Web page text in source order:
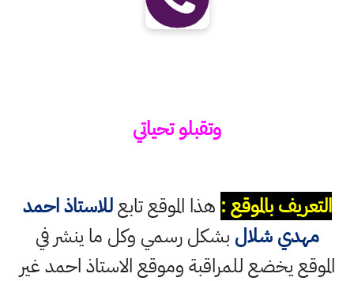
وتقبلو تحياتي
التعريف بالموقع : هذا الموقع تابعللاستاذ احمد
مهدي شلال بشكل رسمي وكل ما ينشر في
الموقع يخضع للمراقبة وموقع الاستاذ احمد غير